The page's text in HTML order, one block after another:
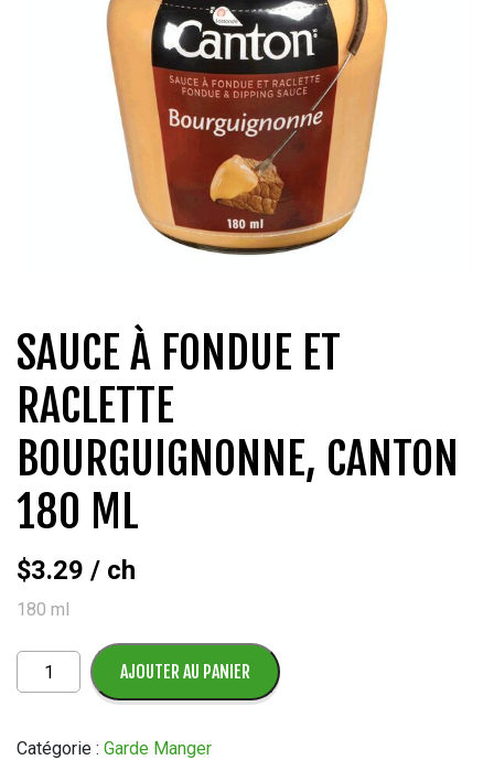
CONCOURS
SAUCE À FONDUE ET
RACLETTE
BOURGUIGNONNE, CANTON
180 ML
$3.29 / ch
180 ml
quantité
de
à
AJOUTER AU PANIER
Catégorie : Garde Manger